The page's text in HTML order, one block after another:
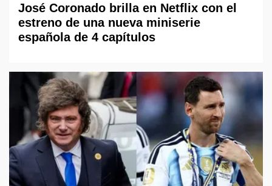
José Coronado brilla en Netflix con el
estreno de una nueva miniserie
española de 4 capítulos